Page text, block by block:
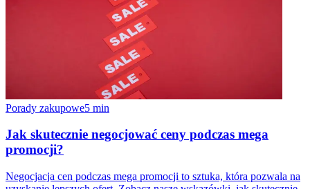
Porady zakupowe5 min
Jak skutecznie negocjować ceny podczas mega
promocji?
Negocjacja cen podczas mega promocji to sztuka, która pozwala na